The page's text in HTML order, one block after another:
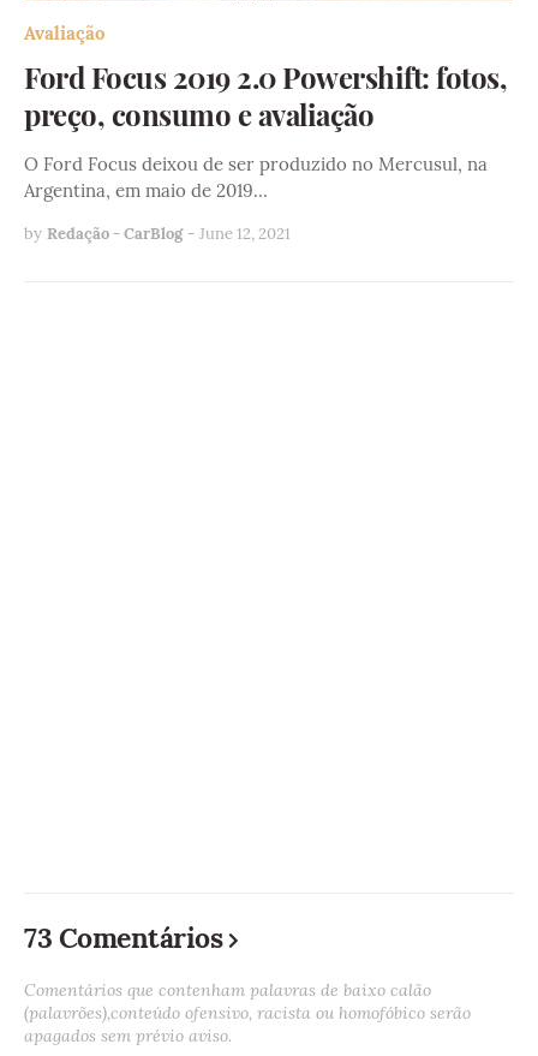
Avaliação
Ford Focus 2019 2.0 Powershift: fotos,
preço, consumo e avaliação
O Ford Focus deixou de ser produzido no Mercusul, na
Argentina, em maio de 2019…
by Redação - CarBlog - June 12, 2021
73 Comentários
Comentários que contenham palavras de baixo calão
(palavrões),conteúdo ofensivo, racista ou homofóbico serão
apagados sem prévio aviso.